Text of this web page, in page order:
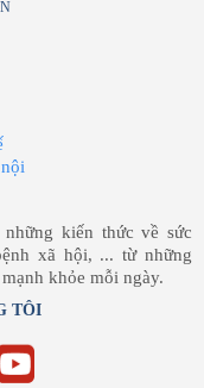
kiến thức về sức
xã hội, ... từ những
khỏe mỗi ngày.
TÔI